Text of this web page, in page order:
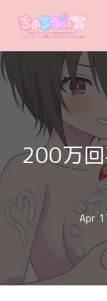
200万
Apr